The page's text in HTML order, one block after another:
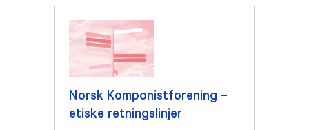
Norsk Komponistforening –
etiske retningslinjer